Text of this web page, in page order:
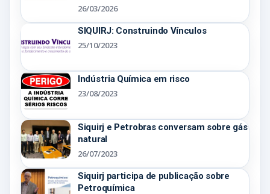
26/03/2026
SIQUIRJ: Construindo Vínculos
25/10/2023
Indústria Química em risco
23/08/2023
Siquirj e Petrobras conversam sobre gás
natural
26/07/2023
Siquirj participa de publicação sobre
Petroquímica